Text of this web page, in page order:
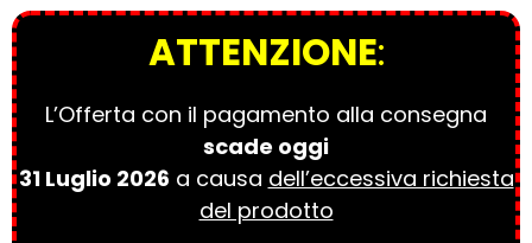
ATTENZIONE:
L’Offerta con il pagamento alla consegna
scade oggi
31 Luglio 2026 a causa dell’eccessiva richiesta
del prodotto